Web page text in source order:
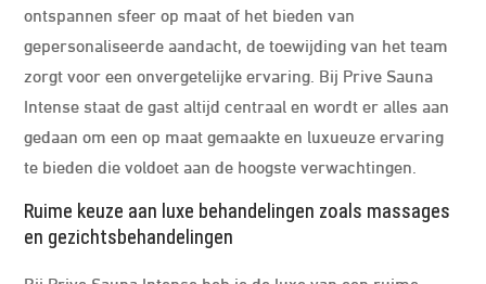
ontspannen sfeer op maat of het bieden van
gepersonaliseerde aandacht, de toewijding van het team
zorgt voor een onvergetelijke ervaring. Bij Prive Sauna
Intense staat de gast altijd centraal en wordt er alles aan
gedaan om een op maat gemaakte en luxueuze ervaring
te bieden die voldoet aan de hoogste verwachtingen.
Ruime keuze aan luxe behandelingen zoals massages
en gezichtsbehandelingen